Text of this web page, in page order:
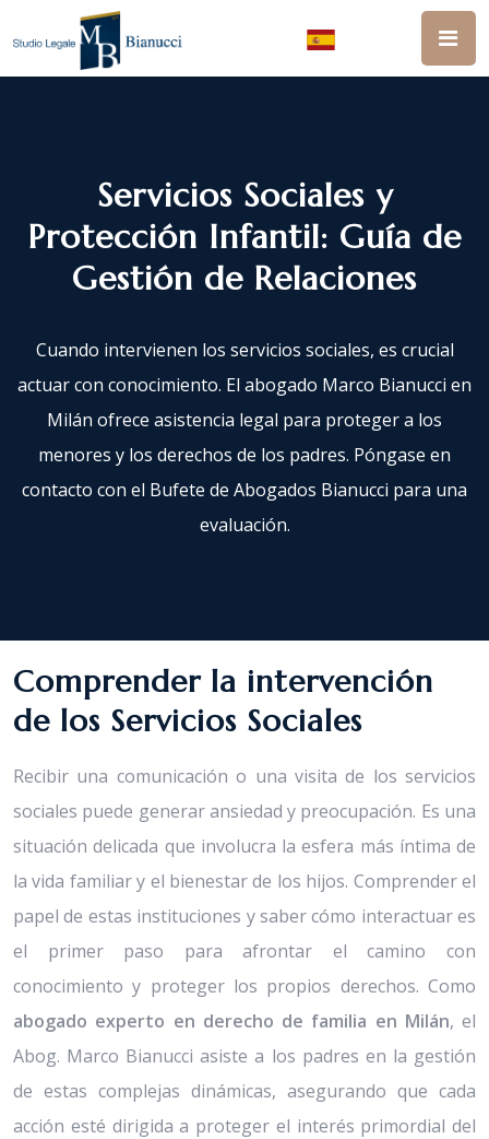
Servicios Sociales y
Protección Infantil: Guía de
Gestión de Relaciones
Cuando intervienen los servicios sociales, es crucial
actuar con conocimiento. El abogado Marco Bianucci en
Milán ofrece asistencia legal para proteger a los
menores y los derechos de los padres. Póngase en
contacto con el Bufete de Abogados Bianucci para una
evaluación.
Comprender la intervención
de los Servicios Sociales
Recibir una comunicación o una visita de los servicios
sociales puede generar ansiedad y preocupación. Es una
situación delicada que involucra la esfera más íntima de
la vida familiar y el bienestar de los hijos. Comprender el
papel de estas instituciones y saber cómo interactuar es
el primer paso para afrontar el camino con
conocimiento y proteger los propios derechos. Como
abogado experto en derecho de familia en Milán, el
Abog. Marco Bianucci asiste a los padres en la gestión
de estas complejas dinámicas, asegurando que cada
acción esté dirigida a proteger el interés primordial del